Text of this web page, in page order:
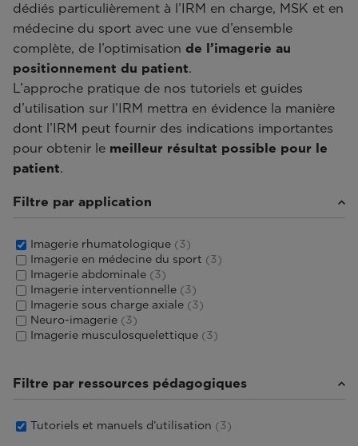
dédiés particulièrement à l’IRM en charge, MSK et en
médecine du sport avec une vue d’ensemble
complète, de l’optimisation de l’imagerie au
positionnement du patient.
L’approche pratique de nos tutoriels et guides
d’utilisation sur l’IRM mettra en évidence la manière
dont l’IRM peut fournir des indications importantes
pour obtenir le meilleur résultat possible pour le
patient.
Filtre par application
Imagerie rhumatologique (3)
Imagerie en médecine du sport (3)
Imagerie abdominale (3)
Imagerie interventionnelle (3)
Imagerie sous charge axiale (3)
Neuro-imagerie (3)
Imagerie musculosquelettique (3)
Filtre par ressources pédagogiques
Tutoriels et manuels d’utilisation (3)